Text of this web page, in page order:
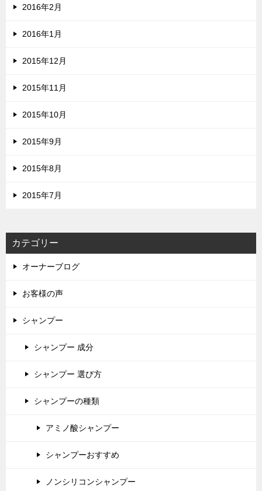
2016年2月
2016年1月
2015年12月
2015年11月
2015年10月
2015年9月
2015年8月
2015年7月
カテゴリー
オーナーブログ
お客様の声
シャンプー
シャンプー 成分
シャンプー 選び方
シャンプーの種類
アミノ酸シャンプー
シャンプーおすすめ
ノンシリコンシャンプー